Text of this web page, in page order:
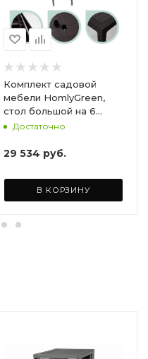
Комплект садовой
мебели HomlyGreen,
стол большой на 6
персон 153х79х70, 6
коричневыми
Достаточно
29 534 руб.
В КОРЗИНУ